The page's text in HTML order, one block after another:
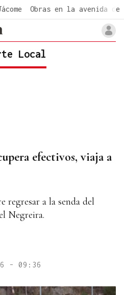
Obras en la avenida de
Local
efectivos, viaja a
regresar a la senda del
Negreira.
- 09:36